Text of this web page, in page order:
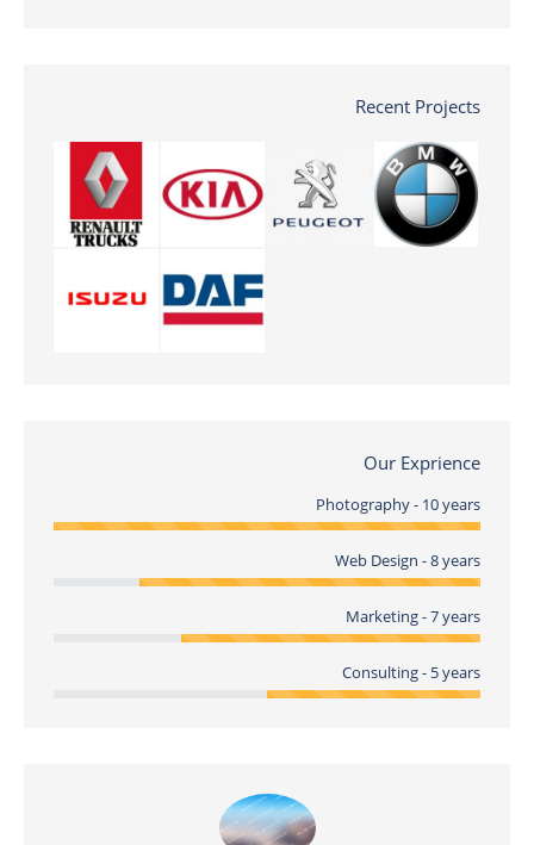
Recent Projects
Our Exprience
Photography - 10 years
Web Design - 8 years
Marketing - 7 years
Consulting - 5 years